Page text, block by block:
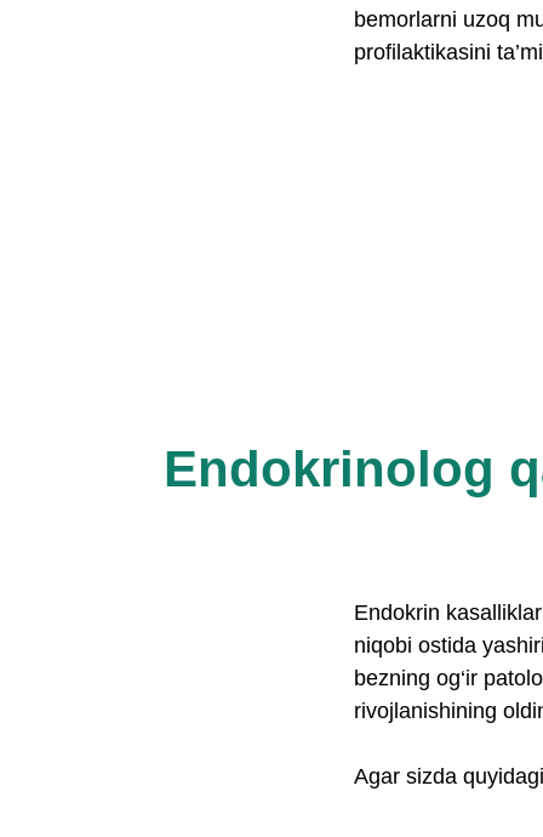
bemorlarni uzoq
profilaktikasini
Endokrinolog
Endokrin
niqobi ostida
bezning og‘ir
rivojlanishining
Agar sizda